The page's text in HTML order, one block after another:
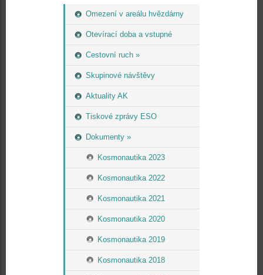
Omezení v areálu hvězdárny
Otevírací doba a vstupné
Cestovní ruch »
Skupinové návštěvy
Aktuality AK
Tiskové zprávy ESO
Dokumenty »
Kosmonautika 2023
Kosmonautika 2022
Kosmonautika 2021
Kosmonautika 2020
Kosmonautika 2019
Kosmonautika 2018